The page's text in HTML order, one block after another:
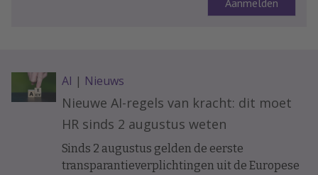
AI | Nieuws
Nieuwe AI-regels van kracht: dit moet
HR sinds 2 augustus weten
Sinds 2 augustus gelden de eerste
transparantieverplichtingen uit de Europese